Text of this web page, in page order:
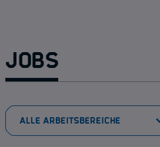
Jobs